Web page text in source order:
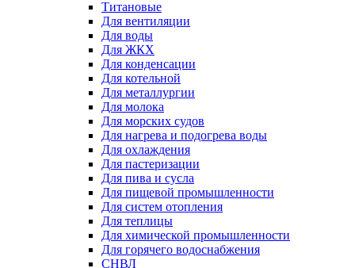
Титановые
Для вентиляции
Для воды
Для ЖКХ
Для конденсации
Для котельной
Для металлургии
Для молока
Для морских судов
Для нагрева и подогрева воды
Для охлаждения
Для пастеризации
Для пива и сусла
Для пищевой промышленности
Для систем отопления
Для теплицы
Для химической промышленности
Для горячего водоснабжения
СНВЛ